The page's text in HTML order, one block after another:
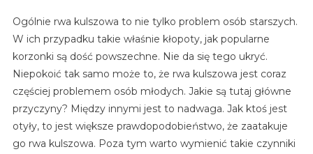
Ogólnie rwa kulszowa to nie tylko problem osób starszych.
W ich przypadku takie właśnie kłopoty, jak popularne
korzonki są dość powszechne. Nie da się tego ukryć.
Niepokoić tak samo może to, że rwa kulszowa jest coraz
częściej problemem osób młodych. Jakie są tutaj główne
przyczyny? Między innymi jest to nadwaga. Jak ktoś jest
otyły, to jest większe prawdopodobieństwo, że zaatakuje
go rwa kulszowa. Poza tym warto wymienić takie czynniki